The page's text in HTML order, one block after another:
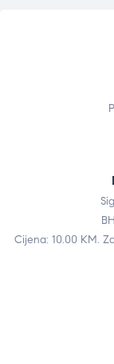
Cijena: 10.00 KM.